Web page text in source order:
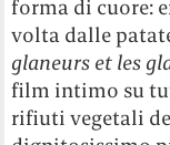
forma di cuore:
volta dalle
glaneurs et les
film intimo su
rifiuti vegetali